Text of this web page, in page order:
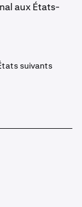
aux États-
suivants